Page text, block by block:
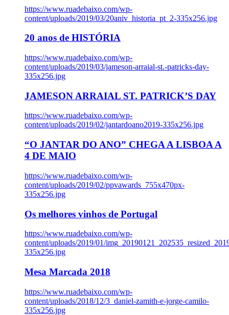
https://www.ruadebaixo.com/wp-
content/uploads/2019/03/20aniv_historia_pt_2-335x256.jpg
20 anos de HISTÓRIA
https://www.ruadebaixo.com/wp-
content/uploads/2019/03/jameson-arraial-st.-patricks-day-
335x256.jpg
JAMESON ARRAIAL ST. PATRICK’S DAY
https://www.ruadebaixo.com/wp-
content/uploads/2019/02/jantardoano2019-335x256.jpg
“O JANTAR DO ANO” CHEGA A LISBOA A
4 DE MAIO
https://www.ruadebaixo.com/wp-
content/uploads/2019/02/ppvawards_755x470px-
335x256.jpg
Os melhores vinhos de Portugal
https://www.ruadebaixo.com/wp-
content/uploads/2019/01/
335x256.jpg
Mesa Marcada 2018
https://www.ruadebaixo.com/wp-
content/uploads/2018/12/3_daniel-zamith-e-jorge-camilo-
335x256.jpg